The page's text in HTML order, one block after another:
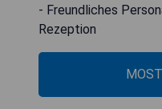
- Freundliches
Rezeption